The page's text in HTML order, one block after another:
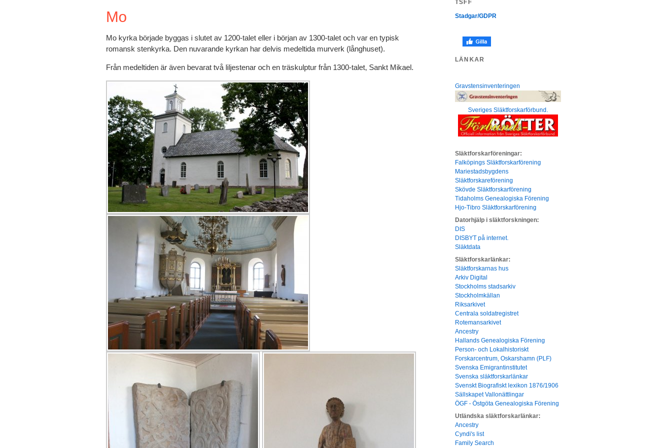
Mo
Mo kyrka började byggas i slutet av 1200-talet eller i början av 1300-talet och var en typisk
romansk stenkyrka. Den nuvarande kyrkan har delvis medeltida murverk (långhuset).
Från medeltiden är även bevarat två liljestenar och en träskulptur från 1300-talet, Sankt Mikael.
TSFF
Stadgar/GDPR
LÄNKAR
Gravstensinventeringen
Sveriges Släktforskarförbund.
Släktforskarföreningar:
Falköpings Släktforskarförening
Mariestadsbygdens
Släktforskareförening
Skövde Släktforskarförening
Tidaholms Genealogiska Förening
Hjo-Tibro Släktforskarförening
Datorhjälp i släktforskningen:
DIS
DISBYT på internet.
Släktdata
Släktforskarlänkar:
Släktforskarnas hus
Arkiv Digital
Stockholms stadsarkiv
Stockholmkällan
Riksarkivet
Centrala soldatregistret
Rotemansarkivet
Ancestry
Hallands Genealogiska Förening
Person- och Lokalhistoriskt
Forskarcentrum, Oskarshamn (PLF)
Svenska Emigrantinstitutet
Svenska släktforskarlänkar
Svenskt Biografiskt lexikon 1876/1906
Sällskapet Vallonättlingar
ÖGF - Östgöta Genealogiska Förening
Utländska släktforskarlänkar:
Ancestry
Cyndi's list
Family Search